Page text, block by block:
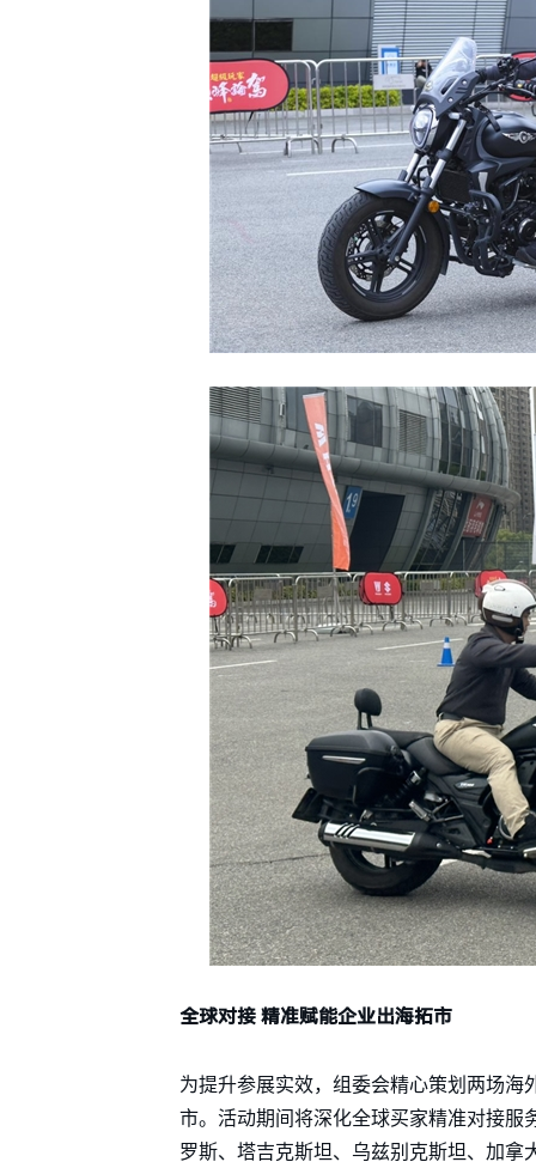
全球对接 精准赋能企业出海拓市
为提升参展实效，组委会精心策划两场
市。活动期间将深化全球买家精准对接服
罗斯、塔吉克斯坦、乌兹别克斯坦、加